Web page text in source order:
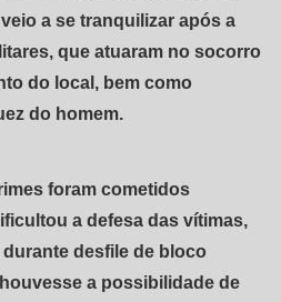
a se tranquilizar após a
que atuaram no socorro
do local, bem como
do homem.
foram cometidos
a defesa das vítimas,
desfile de bloco
a possibilidade de